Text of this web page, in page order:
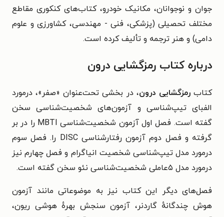
جوان و نوجوانان، مکانیک خودرو، کتاب‌های کنکوری مقاطع
مختلف تحصیلی (پزشکی، فنی - مهندسی، کشاورزی و علوم
دامی) و هنر ترجمه و تألیف کرده است.
درباره کتاب رمزگشایی درون
کتابرمزگشایی درون، در بخشی تحت‌عنوان «صفر»، درمورد
الفبای تیپ‌شناسی و آزمون‌های شخصیت‌شناسی سخن
گفته است. فصل اول آزمون شخصیت‌شناسی MBTI را در بر
گرفته و فصل دوم آزمون رفتارشناسی DISC را. فصل سوم
درمورد مدل تیپ‌شناسی شخصیت انیاگرام و فصل چهارم نیز
درمورد مدل ۵عاملی شخصیت‌شناسی نئو سخن گفته است.
فصل‌های دیگر این کتاب نیز به موضوعاتی مانند آزمون
هوش چندگانهٔ گاردنر، آزمون سنجش بهرهٔ هوشی ریون،